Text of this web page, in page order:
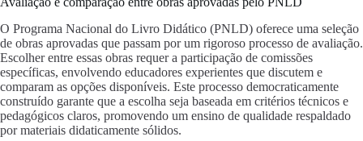
O Programa Nacional do Livro Didático (PNLD) oferece uma seleção
de obras aprovadas que passam por um rigoroso processo de avaliação.
Escolher entre essas obras requer a participação de comissões
específicas, envolvendo educadores experientes que discutem e
comparam as opções disponíveis. Este processo democraticamente
construído garante que a escolha seja baseada em critérios técnicos e
pedagógicos claros, promovendo um ensino de qualidade respaldado
por materiais didaticamente sólidos.